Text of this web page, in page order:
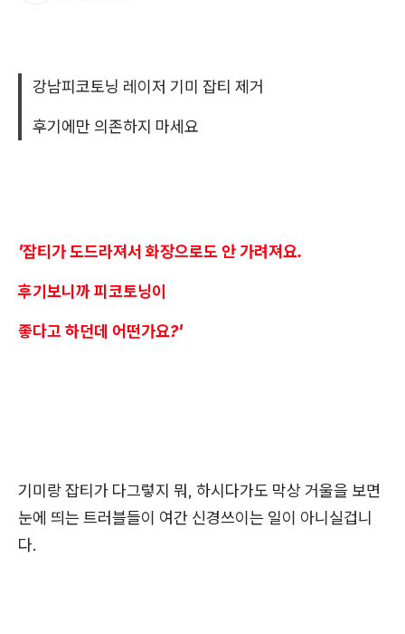
강남피코토닝 레이저 기미 잡티 제거
후기에만 의존하지 마세요
'잡티가 도드라져서 화장으로도 안 가려져요.
후기보니까 피코토닝이
좋다고 하던데 어떤가요?'
기미랑 잡티가 다그렇지 뭐, 하시다가도 막상 거울을 보면
눈에 띄는 트러블들이 여간 신경쓰이는 일이 아니실겁니
다.